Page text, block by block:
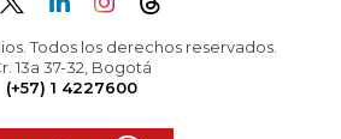
Todos los derechos reservados.
13a 37-32, Bogotá
(+57) 1 4227600